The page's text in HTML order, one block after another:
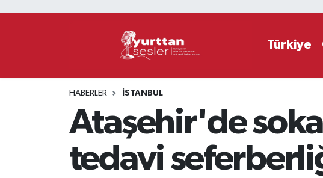
Türkiye
HABERLER İSTANBUL
Ataşehir'de
tedavi
Süper Lig Puan Durumu ve Fikstür
Haber Arşivi